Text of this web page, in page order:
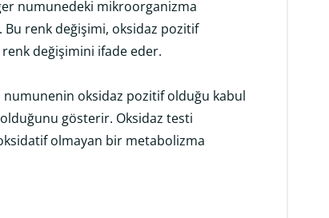
numunedeki mikroorganizma
renk değişimi, oksidaz pozitif
değişimini ifade eder.
numunenin oksidaz pozitif olduğu kabul
gösterir. Oksidaz testi
olmayan bir metabolizma